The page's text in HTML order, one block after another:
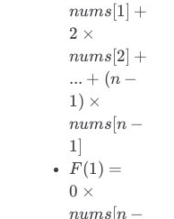
\times
nums[1]
+ 2
\times
nums[2]
+ ... +
(n-1)
\times
nums[n-
1]
nums [1] +
2 ×
nums [2] +
... + (n −
1) ×
nums [n −
1]
F(1) =
0
\times
F (1) =
0 ×
nums [n −